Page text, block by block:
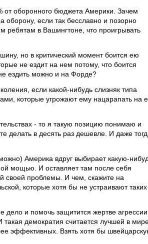
от оборонного бюджета Америки. Зачем
если так бесславно и позорно
ребятам в Вашингтоне, что проигрывать
но в критический момент боится ею
не ездит на нем потому, что боится
ездить можно и на Форде?
если какой-нибудь слизняк типа
которые угрожают ему нацарапать на
- то я такую позицию понимаю и
делать в десять раз дешевле. И даже
Америка вдруг выбирает какую-
мощью. И оставляет там после себя
своей проблемы. И чем, скажите на
которые хотя бы не устраивают таких
дело и помочь защитится жертве агрессии.
демократия считается лучшей в
эффективных. Взять хотя бы